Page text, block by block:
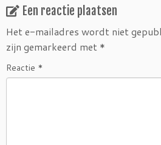
o e
r
Een reactie plaatsen
Het e-mailadres wordt niet
zijn gemarkeerd met *
Reactie *